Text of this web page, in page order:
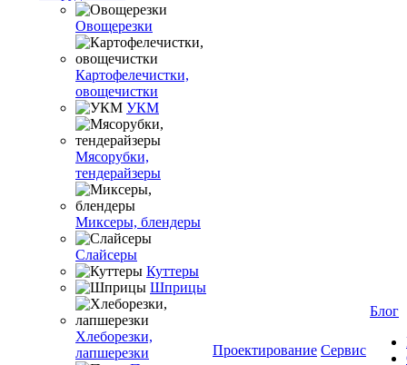
Овощерезки
Картофелечистки,
овощечистки
УКМ
Мясорубки,
тендерайзеры
Миксеры, блендеры
Слайсеры
Куттеры
Шприцы
Хлеборезки,
лапшерезки
Проектирование Сервис
Блог